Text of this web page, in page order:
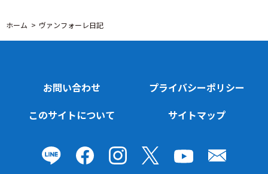
ホーム ヴァンフォーレ日記
お問い合わせ
プライバシーポリシー
このサイトについて
サイトマップ